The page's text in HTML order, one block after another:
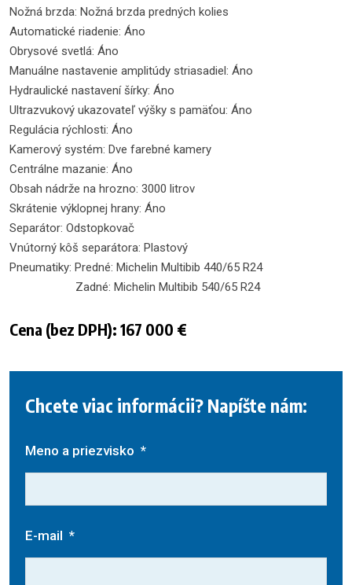
Nožná brzda: Nožná brzda predných kolies
Automatické riadenie: Áno
Obrysové svetlá: Áno
Manuálne nastavenie amplitúdy striasadiel: Áno
Hydraulické nastavení šírky: Áno
Ultrazvukový ukazovateľ výšky s pamäťou: Áno
Regulácia rýchlosti: Áno
Kamerový systém: Dve farebné kamery
Centrálne mazanie: Áno
Obsah nádrže na hrozno: 3000 litrov
Skrátenie výklopnej hrany: Áno
Separátor: Odstopkovač
Vnútorný kôš separátora: Plastový
Pneumatiky: Predné: Michelin Multibib 440/65 R24
Zadné: Michelin Multibib 540/65 R24
Cena (bez DPH): 167 000 €
Chcete viac informácii? Napíšte nám:
Meno a priezvisko *
E-mail *